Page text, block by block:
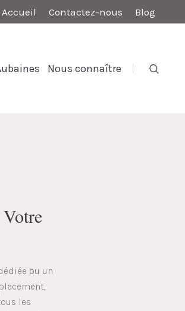
Accueil Contactez-nous Blog
Nous connaître
ou un
les